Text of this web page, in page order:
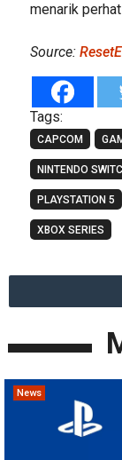
menarik
Source:
Tags:
CAPCOM
NINTENDO
PLAYSTATION 5
XBOX SERIES
News